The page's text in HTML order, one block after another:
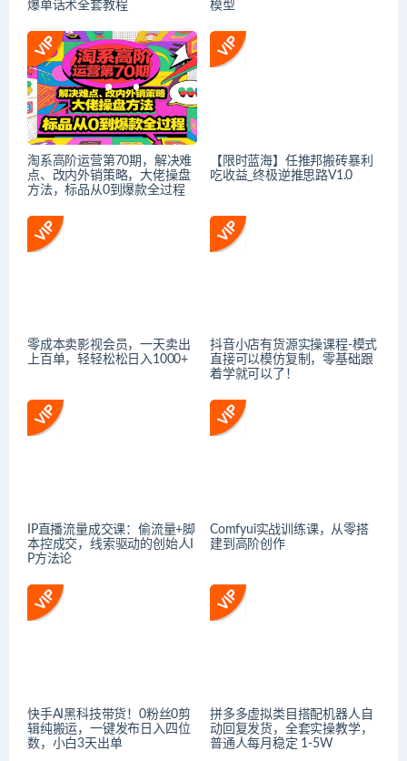
爆单话术全套教程
模型
淘系高阶运营第70期，解决难
点、改内外销策略，大佬操盘
方法，标品从0到爆款全过程
【限时蓝海】任推邦搬砖暴利
吃收益_终极逆推思路V1.0
零成本卖影视会员，一天卖出
上百单，轻轻松松日入1000+
抖音小店有货源实操课程-模式
直接可以模仿复制，零基础跟
着学就可以了！
IP直播流量成交课：偷流量+脚
本控成交，线索驱动的创始人I
P方法论
Comfyui实战训练课，从零搭
建到高阶创作
快手AI黑科技带货！0粉丝0剪
辑纯搬运，一键发布日入四位
数，小白3天出单
拼多多虚拟类目搭配机器人自
动回复发货，全套实操教学，
普通人每月稳定 1-5W